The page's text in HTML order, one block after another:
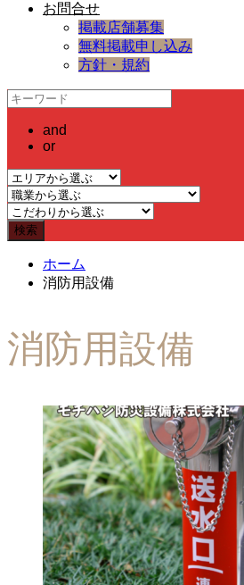
お問合せ
掲載店舗募集
無料掲載申し込み
方針・規約
and
or
ホーム
消防用設備
消防用設備